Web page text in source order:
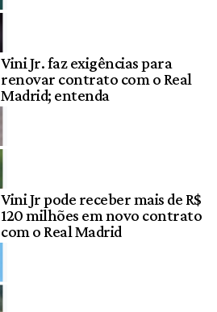
Vini Jr. faz exigências para
renovar contrato com o Real
Madrid; entenda
Vini Jr pode receber mais de R$
120 milhões em novo contrato
com o Real Madrid